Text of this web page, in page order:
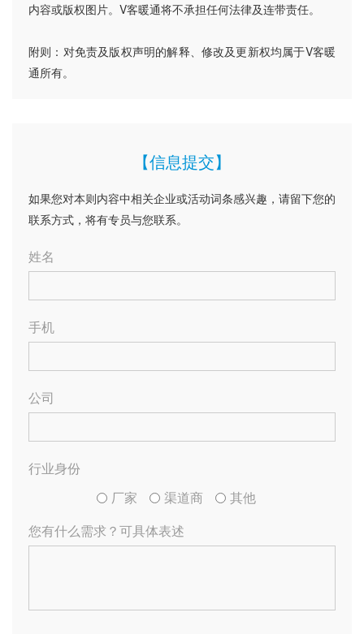
内容或版权图片。V客暖通将不承担任何法律及连带责任。
附则：对免责及版权声明的解释、修改及更新权均属于V客暖
通所有。